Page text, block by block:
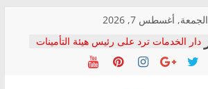
الجمعة, أغسطس 7, 2026
دار الخدمات ترد على رئيس هيئة التأمينات
بعد مؤتمره الصحفي: إنكار الأزمة لا ينهي
معاناة أصحاب المعاشات.. ونطالب بكشف